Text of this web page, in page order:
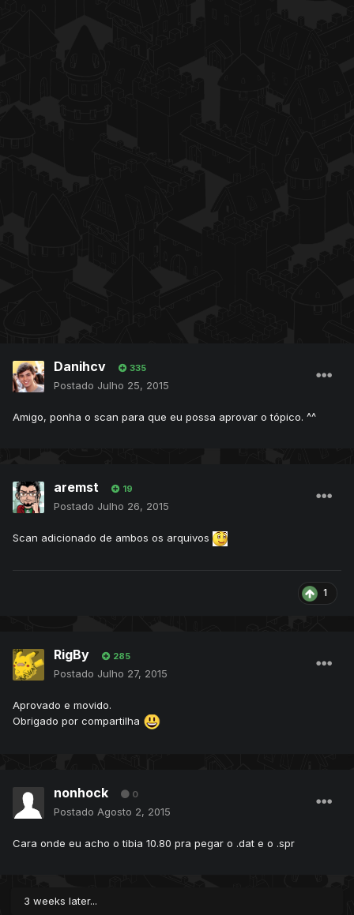
Danihcv 335
Postado Julho 25, 2015
Amigo, ponha o scan para que eu possa aprovar o tópico. ^^
aremst 19
Postado Julho 26, 2015
Scan adicionado de ambos os arquivos
1
RigBy 285
Postado Julho 27, 2015
Aprovado e movido.
Obrigado por compartilha
nonhock 0
Postado Agosto 2, 2015
Cara onde eu acho o tibia 10.80 pra pegar o .dat e o .spr
3 weeks later...